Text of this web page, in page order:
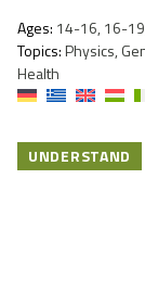
Ages: 14-16, 16-
Topics:Physics,
Health
UNDERSTAND